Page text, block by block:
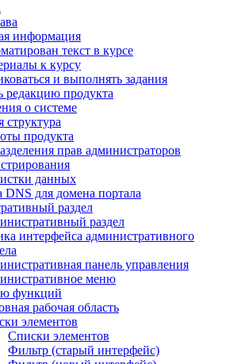
информация
текст в курсе
к курсу
и выполнять задания
редакцию продукта
о системе
структура
продукта
прав администраторов
данных
DNS для домена портала
раздел
раздел
интерфейса административного
панель управления
меню
функций
рабочая область
элементов
Списки элементов
Фильтр (старый интерфейс)